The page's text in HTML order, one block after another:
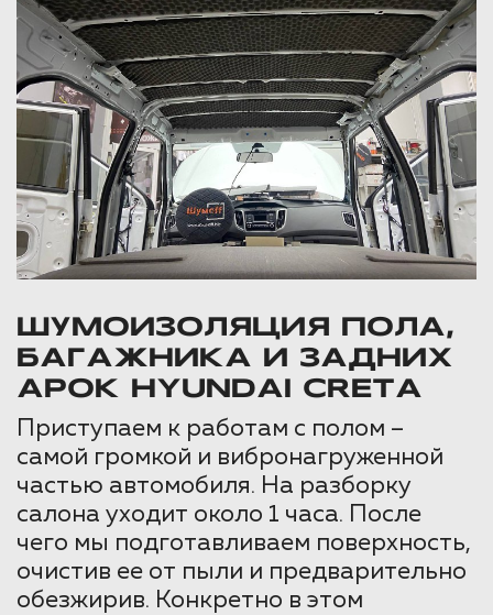
ШУМОИЗОЛЯЦИЯ ПОЛА,
БАГАЖНИКА И ЗАДНИХ
АРОК HYUNDAI CRETA
Приступаем к работам с полом –
самой громкой и вибронагруженной
частью автомобиля. На разборку
салона уходит около 1 часа. После
чего мы подготавливаем поверхность,
очистив ее от пыли и предварительно
обезжирив. Конкретно в этом